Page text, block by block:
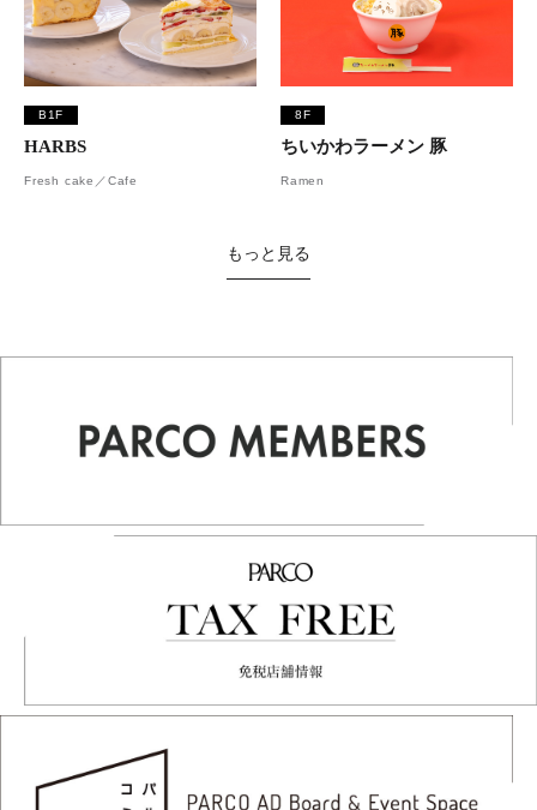
B1F
HARBS
Fresh cake／Cafe
8F
ちいかわラーメン 豚
Ramen
もっと見る